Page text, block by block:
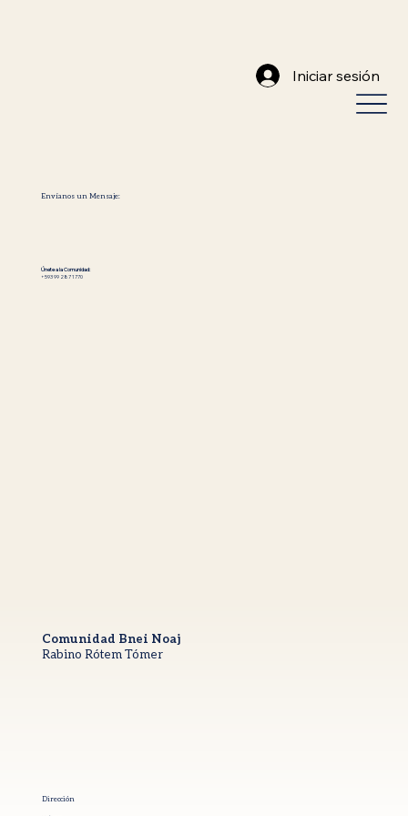
Iniciar sesión
Envíanos un Mensaje:
Únete a la Comunidad:
+593 99 287 1770
Comunidad Bnei Noaj
Rabino Rótem Tómer
Dirección